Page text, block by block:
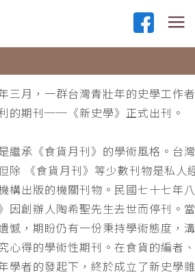
三月，一群台灣青壯年的史學工作
的期刊──《新史學》正式出刊。
繼承《食貨月刊》的學術風格。台
除 《食貨月刊》等少數刊物是私人
構出版的機關刊物。民國七十七年
因創辦人陶希聖先生去世而停刊。
憾，期盼仍有一份秉持學術態度，
心得的學術性期刊。在食貨的編者
學者的發起下，終於成立了新史學